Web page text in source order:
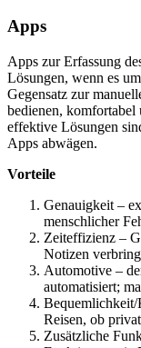
Apps
Apps zur Erfassung
Lösungen, wenn es
Gegensatz zur
bedienen,
effektive Lösungen
Apps abwägen.
Vorteile
Genauigkeit –
menschlicher
Zeiteffizienz –
Notizen
Automotive –
automatisiert;
Bequemlichkeit/
Reisen, ob
Zusätzliche